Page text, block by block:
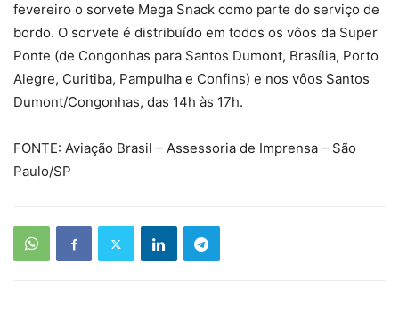
fevereiro o sorvete Mega Snack como parte do serviço de
bordo. O sorvete é distribuído em todos os vôos da Super
Ponte (de Congonhas para Santos Dumont, Brasília, Porto
Alegre, Curitiba, Pampulha e Confins) e nos vôos Santos
Dumont/Congonhas, das 14h às 17h.
FONTE: Aviação Brasil – Assessoria de Imprensa – São
Paulo/SP